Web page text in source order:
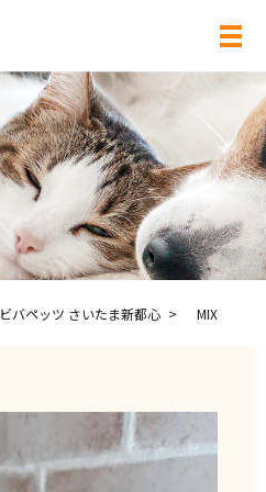
メ
ビバペッツ さいたま新都心 MIX